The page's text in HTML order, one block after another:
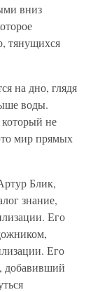
вниз
тянущихся
на дно, глядя
воды.
не
мир прямых
Блик,
знание,
Его
Его
добавивший